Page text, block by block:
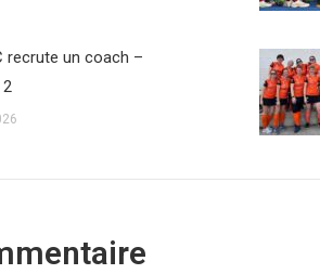
recrute un coach –